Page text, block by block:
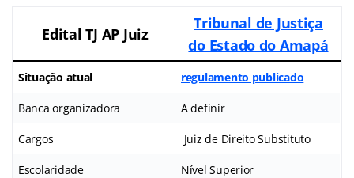
Edital TJ AP Juiz
Tribunal de Justiça
do Estado do Amapá
Situação atual regulamento publicado
Banca organizadora A definir
Cargos Juiz de Direito Substituto
Escolaridade Nível Superior